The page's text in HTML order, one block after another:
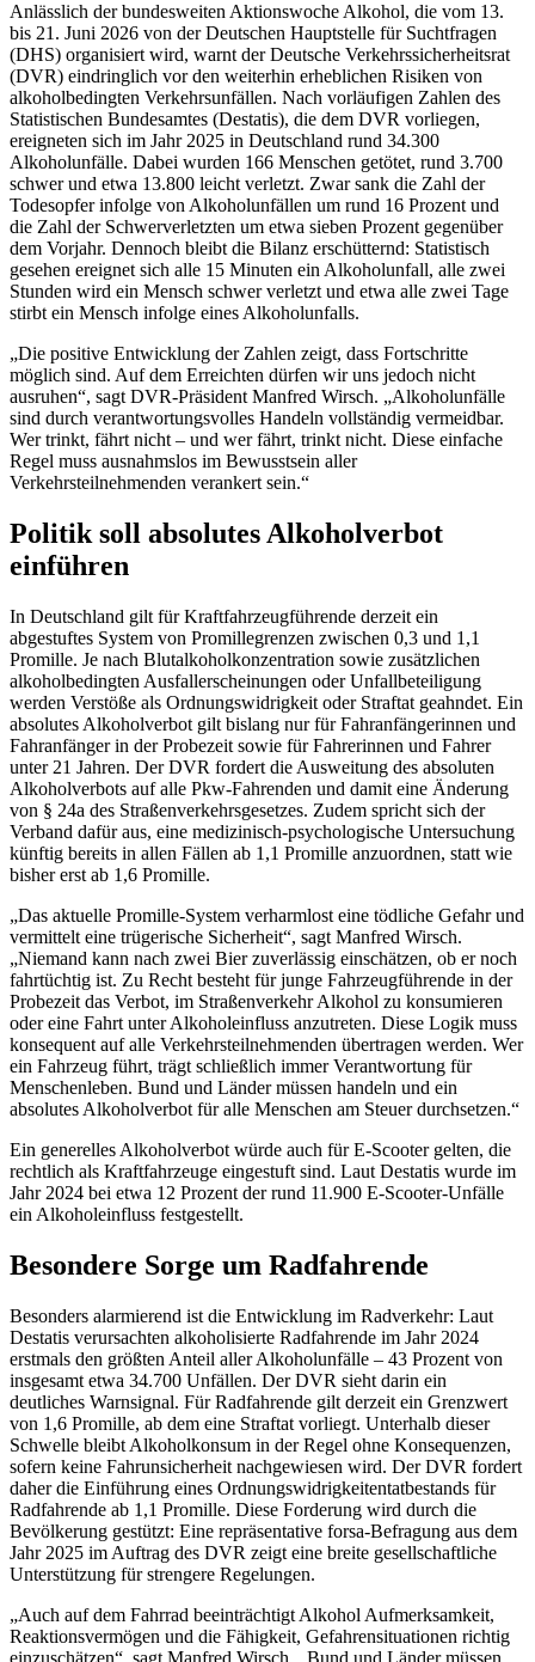
Anlässlich der bundesweiten Aktionswoche Alkohol, die vom 13.
bis 21. Juni 2026 von der Deutschen Hauptstelle für Suchtfragen
(DHS) organisiert wird, warnt der Deutsche Verkehrssicherheitsrat
(DVR) eindringlich vor den weiterhin erheblichen Risiken von
alkoholbedingten Verkehrsunfällen. Nach vorläufigen Zahlen des
Statistischen Bundesamtes (Destatis), die dem DVR vorliegen,
ereigneten sich im Jahr 2025 in Deutschland rund 34.300
Alkoholunfälle. Dabei wurden 166 Menschen getötet, rund 3.700
schwer und etwa 13.800 leicht verletzt. Zwar sank die Zahl der
Todesopfer infolge von Alkoholunfällen um rund 16 Prozent und
die Zahl der Schwerverletzten um etwa sieben Prozent gegenüber
dem Vorjahr. Dennoch bleibt die Bilanz erschütternd: Statistisch
gesehen ereignet sich alle 15 Minuten ein Alkoholunfall, alle zwei
Stunden wird ein Mensch schwer verletzt und etwa alle zwei Tage
stirbt ein Mensch infolge eines Alkoholunfalls.
„Die positive Entwicklung der Zahlen zeigt, dass Fortschritte
möglich sind. Auf dem Erreichten dürfen wir uns jedoch nicht
ausruhen“, sagt DVR-Präsident Manfred Wirsch. „Alkoholunfälle
sind durch verantwortungsvolles Handeln vollständig vermeidbar.
Wer trinkt, fährt nicht – und wer fährt, trinkt nicht. Diese einfache
Regel muss ausnahmslos im Bewusstsein aller
Verkehrsteilnehmenden verankert sein.“
Politik soll absolutes Alkoholverbot
einführen
In Deutschland gilt für Kraftfahrzeugführende derzeit ein
abgestuftes System von Promillegrenzen zwischen 0,3 und 1,1
Promille. Je nach Blutalkoholkonzentration sowie zusätzlichen
alkoholbedingten Ausfallerscheinungen oder Unfallbeteiligung
werden Verstöße als Ordnungswidrigkeit oder Straftat geahndet. Ein
absolutes Alkoholverbot gilt bislang nur für Fahranfängerinnen und
Fahranfänger in der Probezeit sowie für Fahrerinnen und Fahrer
unter 21 Jahren. Der DVR fordert die Ausweitung des absoluten
Alkoholverbots auf alle Pkw-Fahrenden und damit eine Änderung
von § 24a des Straßenverkehrsgesetzes. Zudem spricht sich der
Verband dafür aus, eine medizinisch-psychologische Untersuchung
künftig bereits in allen Fällen ab 1,1 Promille anzuordnen, statt wie
bisher erst ab 1,6 Promille.
„Das aktuelle Promille-System verharmlost eine tödliche Gefahr und
vermittelt eine trügerische Sicherheit“, sagt Manfred Wirsch.
„Niemand kann nach zwei Bier zuverlässig einschätzen, ob er noch
fahrtüchtig ist. Zu Recht besteht für junge Fahrzeugführende in der
Probezeit das Verbot, im Straßenverkehr Alkohol zu konsumieren
oder eine Fahrt unter Alkoholeinfluss anzutreten. Diese Logik muss
konsequent auf alle Verkehrsteilnehmenden übertragen werden. Wer
ein Fahrzeug führt, trägt schließlich immer Verantwortung für
Menschenleben. Bund und Länder müssen handeln und ein
absolutes Alkoholverbot für alle Menschen am Steuer durchsetzen.“
Ein generelles Alkoholverbot würde auch für E-Scooter gelten, die
rechtlich als Kraftfahrzeuge eingestuft sind. Laut Destatis wurde im
Jahr 2024 bei etwa 12 Prozent der rund 11.900 E-Scooter-Unfälle
ein Alkoholeinfluss festgestellt.
Besondere Sorge um Radfahrende
Besonders alarmierend ist die Entwicklung im Radverkehr: Laut
Destatis verursachten alkoholisierte Radfahrende im Jahr 2024
erstmals den größten Anteil aller Alkoholunfälle – 43 Prozent von
insgesamt etwa 34.700 Unfällen. Der DVR sieht darin ein
deutliches Warnsignal. Für Radfahrende gilt derzeit ein Grenzwert
von 1,6 Promille, ab dem eine Straftat vorliegt. Unterhalb dieser
Schwelle bleibt Alkoholkonsum in der Regel ohne Konsequenzen,
sofern keine Fahrunsicherheit nachgewiesen wird. Der DVR fordert
daher die Einführung eines Ordnungswidrigkeitentatbestands für
Radfahrende ab 1,1 Promille. Diese Forderung wird durch die
Bevölkerung gestützt: Eine repräsentative forsa-Befragung aus dem
Jahr 2025 im Auftrag des DVR zeigt eine breite gesellschaftliche
Unterstützung für strengere Regelungen.
„Auch auf dem Fahrrad beeinträchtigt Alkohol Aufmerksamkeit,
Reaktionsvermögen und die Fähigkeit, Gefahrensituationen richtig
einzuschätzen“, sagt Manfred Wirsch. „Bund und Länder müssen